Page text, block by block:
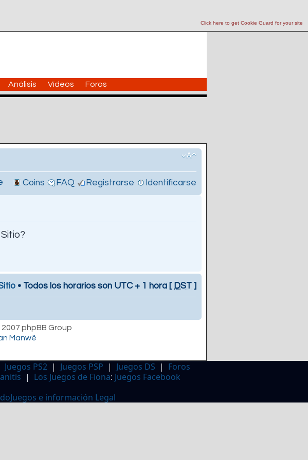
Click here to get Cookie Guard for your site
Análisis Vídeos Foros
Coins FAQ Registrarse Identificarse
• Todos los horarios son UTC + 1 hora [ DST ]
phpBB Group
Manwë
Juegos PS2 | Juegos PSP | Juegos DS | Foros
| Los Juegos de Fiona: Juegos Facebook
e información Legal